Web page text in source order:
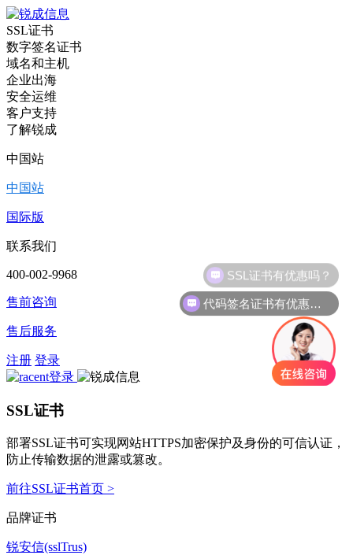
SSL证书
数字签名证书
域名和主机
企业出海
安全运维
客户支持
了解锐成
中国站
中国站
国际版
联系我们
400-002-9968
售前咨询
售后服务
注册 登录
SSL证书
部署SSL证书可实现网站HTTPS加密保护及身份的可信认证，
防止传输数据的泄露或篡改。
前往SSL证书首页 >
品牌证书
锐安信(sslTrus)